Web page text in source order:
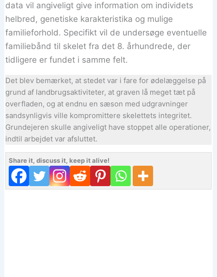
data vil angiveligt give information om individets
helbred, genetiske karakteristika og mulige
familieforhold. Specifikt vil de undersøge eventuelle
familiebånd til skelet fra det 8. århundrede, der
tidligere er fundet i samme felt.
Det blev bemærket, at stedet var i fare for ødelæggelse på
grund af landbrugsaktiviteter, at graven lå meget tæt på
overfladen, og at endnu en sæson med udgravninger
sandsynligvis ville kompromittere skelettets integritet.
Grundejeren skulle angiveligt have stoppet alle operationer,
indtil arbejdet var afsluttet.
Share it, discuss it, keep it alive!